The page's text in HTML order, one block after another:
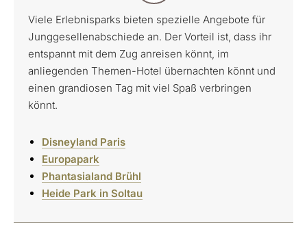
Viele Erlebnisparks bieten spezielle Angebote für
Junggesellenabschiede an. Der Vorteil ist, dass ihr
entspannt mit dem Zug anreisen könnt, im
anliegenden Themen-Hotel übernachten könnt und
einen grandiosen Tag mit viel Spaß verbringen
könnt.
Disneyland Paris
Europapark
Phantasialand Brühl
Heide Park in Soltau